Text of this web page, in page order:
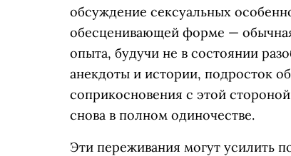
обсуждение сексуальных
обесценивающей форме —
опыта, будучи не в состоянии
анекдоты и истории, подросток
соприкосновения с этой
снова в полном одиночестве.
Эти переживания могут усилить